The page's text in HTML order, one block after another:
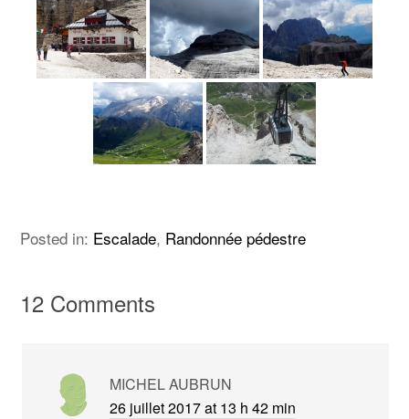
Posted in: Escalade, Randonnée pédestre
12 Comments
MICHEL AUBRUN
26 juillet 2017 at 13 h 42 min